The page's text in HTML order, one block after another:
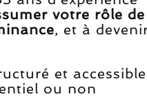
votre rôle
, et à
et
ou non